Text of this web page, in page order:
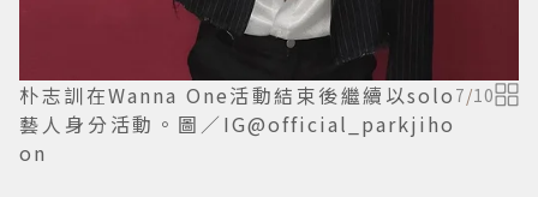
朴志訓在Wanna One活動結束後繼續以solo
藝人身分活動。圖／IG@official_parkjiho
on
7/10